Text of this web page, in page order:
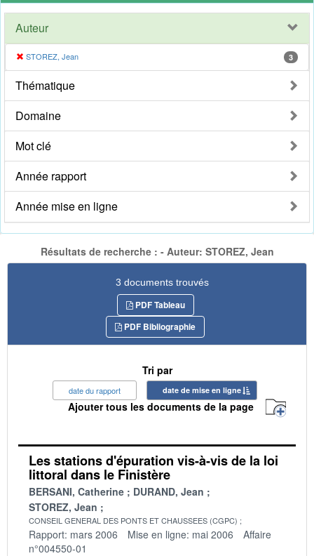
Auteur
STOREZ, Jean 3
Thématique
Domaine
Mot clé
Année rapport
Année mise en ligne
Résultats de recherche : - Auteur: STOREZ, Jean
3 documents trouvés
PDF Tableau
PDF Bibliographie
Tri par
date du rapport date de mise en ligne
Ajouter tous les documents de la page
Les stations d'épuration vis-à-vis de la loi
littoral dans le Finistère
BERSANI, Catherine
DURAND, Jean
STOREZ, Jean
CONSEIL GENERAL DES PONTS ET CHAUSSEES (CGPC)
Rapport: mars 2006 Mise en ligne: mai 2006
Affaire
n°004550-01